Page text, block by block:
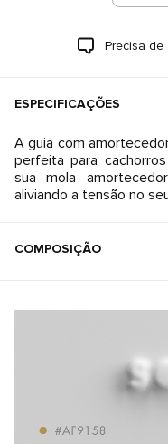
Precisa de
ESPECIFICAÇÕES
A guia com
perfeita para
sua mola
aliviando a tensão no
COMPOSIÇÃO